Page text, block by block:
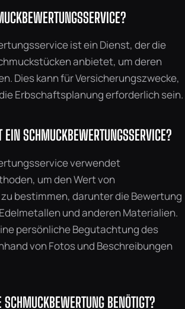
ist ein Dienst, der die
anbietet, um deren
Dies kann für Versicherungszwecke,
Erbschaftsplanung erforderlich sein.
SCHMUCKBEWERTUNGSSERVICE?
verwendet
um den Wert von
bestimmen, darunter die Bewertung
und anderen Materialien.
persönliche Begutachtung des
von Fotos und Beschreibungen
BENÖTIGT?